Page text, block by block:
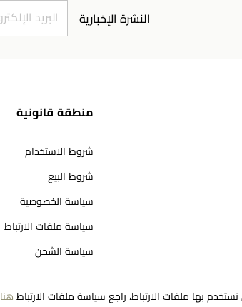
النشرة الإخبارية
منطقة قانونية
شروط الاستخدام
شروط البيع
سياسة الخصوصية
سياسة ملفات الارتباط
سياسة الشحن
بها ملفات الارتباط، راجع سياسة ملفات الارتباط هنا